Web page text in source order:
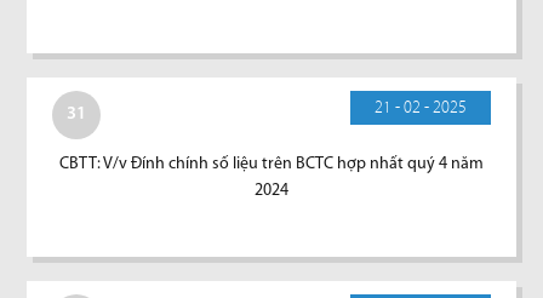
31 21 - 02 - 2025
CBTT: V/v Đính chính số liệu trên BCTC hợp nhất quý 4 năm
2024